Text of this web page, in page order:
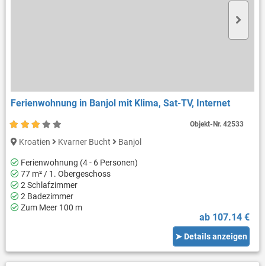
Ferienwohnung in Banjol mit Klima, Sat-TV, Internet
Kroatien Kvarner Bucht Banjol
Ferienwohnung (4 - 6 Personen)
77 m² / 1. Obergeschoss
2 Schlafzimmer
2 Badezimmer
Zum Meer 100 m
ab 107.14 €
➤ Details anzeigen
Objekt-Nr.42533